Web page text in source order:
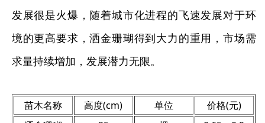
发展很是火爆，随着城市化进程的飞速发展对于环
境的更高要求，洒金珊瑚得到大力的重用，市场需
求量持续增加，发展潜力无限。
苗木名称 高度(cm) 单位
价格(元)